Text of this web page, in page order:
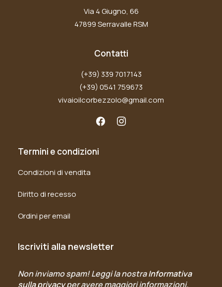
Via 4 Giugno, 66
47899 Serravalle RSM
Contatti
(+39) 339 7017143
(+39) 0541 759673
vivaioilcorbezzolo@gmail.com
Termini e condizioni
Condizioni di vendita
Diritto di recesso
Ordini per email
Iscriviti alla newsletter
Non inviamo spam! Leggi la nostraInformativa
sulla privacyper avere maggiori informazioni.